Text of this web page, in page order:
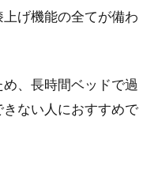
げ機能の全てが備わ
、長時間ベッドで過
ない人におすすめで